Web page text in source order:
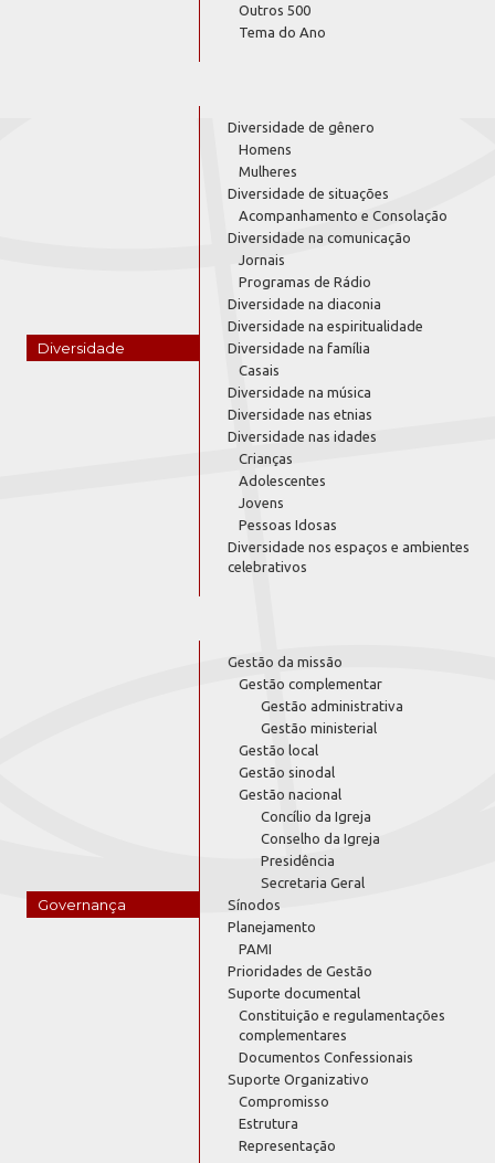
Outros 500
Tema do Ano
Diversidade
Diversidade de gênero
Homens
Mulheres
Diversidade de situações
Acompanhamento e Consolação
Diversidade na comunicação
Jornais
Programas de Rádio
Diversidade na diaconia
Diversidade na espiritualidade
Diversidade na família
Casais
Diversidade na música
Diversidade nas etnias
Diversidade nas idades
Crianças
Adolescentes
Jovens
Pessoas Idosas
Diversidade nos espaços e ambientes
celebrativos
Governança
Gestão da missão
Gestão complementar
Gestão administrativa
Gestão ministerial
Gestão local
Gestão sinodal
Gestão nacional
Concílio da Igreja
Conselho da Igreja
Presidência
Secretaria Geral
Sínodos
Planejamento
PAMI
Prioridades de Gestão
Suporte documental
Constituição e regulamentações
complementares
Documentos Confessionais
Suporte Organizativo
Compromisso
Estrutura
Representação